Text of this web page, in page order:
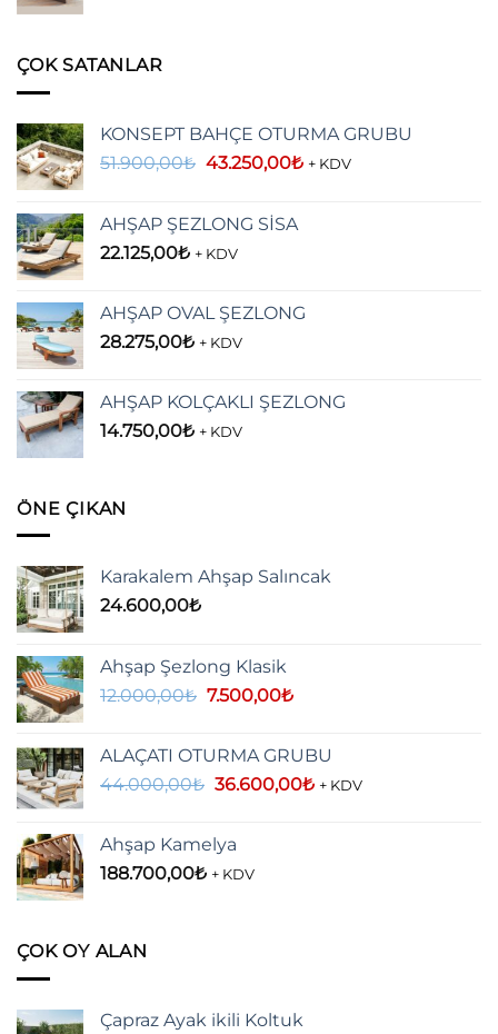
ÇOK SATANLAR
KONSEPT BAHÇE OTURMA GRUBU
51.900,00₺ Orijinal
43.250,00₺Şu
+ KDV
AHŞAP ŞEZLONG SİSA
22.125,00₺ + KDV
AHŞAP OVAL ŞEZLONG
28.275,00₺ + KDV
AHŞAP KOLÇAKLI ŞEZLONG
14.750,00₺ + KDV
ÖNE ÇIKAN
Karakalem Ahşap Salıncak
24.600,00₺
Ahşap Şezlong Klasik
12.000,00₺ Orijinal
7.500,00₺Şu
7.500,00₺.
ALAÇATI OTURMA GRUBU
44.000,00₺ Orijinal
36.600,00₺Şu
+ KDV
Ahşap Kamelya
188.700,00₺ + KDV
ÇOK OY ALAN
Çapraz Ayak ikili Koltuk